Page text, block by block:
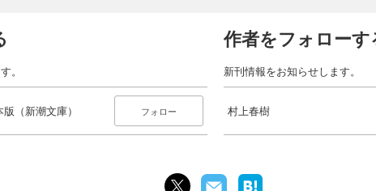
。
（新潮文庫） フォロー
作者をフォローす
新刊情報をお知らせします。
村上春樹